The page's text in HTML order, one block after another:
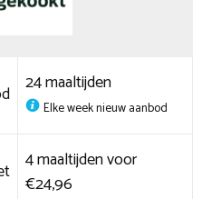
24 maaltijden
Elke week nieuw aanbod
4 maaltijden voor
€24,96